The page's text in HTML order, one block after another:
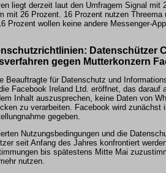
liegt derzeit laut den Umfragem Signal mit
mit 26 Prozent. 16 Prozent nutzen Threema
Prozent wollen keine andere Messenger-
Datenschützer
gegen Mutterkonzern
Beauftragte für Datenschutz und
Facebook Ireland Ltd. eröffnet, das darauf
Inhalt auszusprechen, keine Daten von
zu verarbeiten. Facebook wird zunächst
gegeben.
Nutzungsbedingungen und die
seit Anfang des Jahres konfrontiert
bis spätestens Mitte Mai
nutzen.